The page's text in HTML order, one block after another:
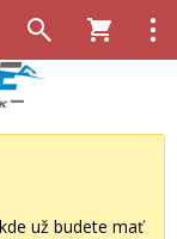
už budete mať